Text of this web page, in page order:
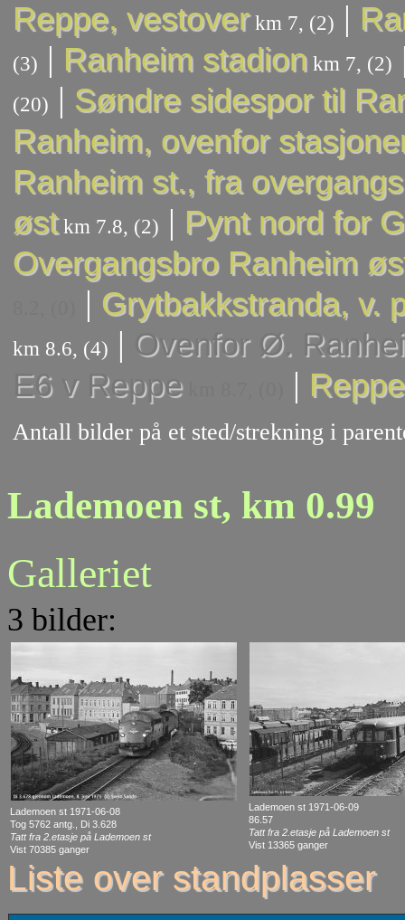
Reppe, vestoverkm 7, (2) |
(3) | Ranheim stadion km 7, (2)
(20) | Søndre sidespor til
Ranheim, ovenfor
Ranheim st., fra
østkm 7.8, (2) | Pynt nord for
Overgangsbro Ranheim
| Grytbakkstranda, v.
km 8.6, (4) | Ovenfor Ø.
E6 v Reppekm 8.7, (0) |
Antall bilder på et sted/strekning i
Lademoen st, km 0.99
Galleriet
3 bilder:
Lademoen st 1971-06-08
Tog 5762 antg., Di 3.628
Tatt fra 2.etasje på Lademoen st
Vist 70385 ganger
Lademoen st 1971-06-09
86.57
Tatt fra 2.etasje på Lademoen st
Vist 13365 ganger
Liste over standplasser